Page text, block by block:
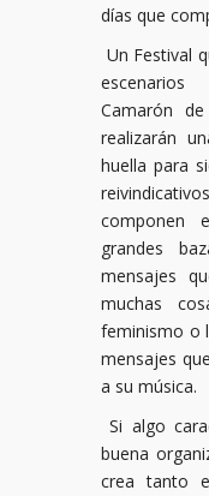
días que
Un Festival
Camarón
realizarán
huella para
grandes
mensajes
muchas
feminismo o
mensajes
a su música.
Si algo
buena
crea tanto